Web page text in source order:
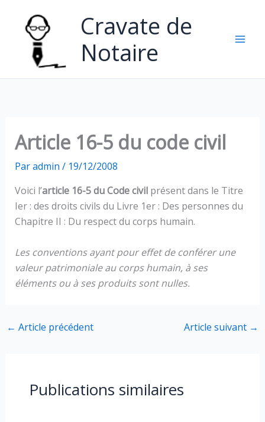
contenu
Cravate de
Notaire
Article 16-5 du code civil
Paradmin / 19/12/2008
Voici l’article 16-5 du Code civilprésent dans le Titre
Ier : des droits civils du Livre 1er : Des personnes du
Chapitre II : Du respect du corps humain.
Les conventions ayant pour effet de conférer une
valeur patrimoniale au corps humain, à ses
éléments ou à ses produits sont nulles.
← Article précédent Article suivant →
Publications similaires